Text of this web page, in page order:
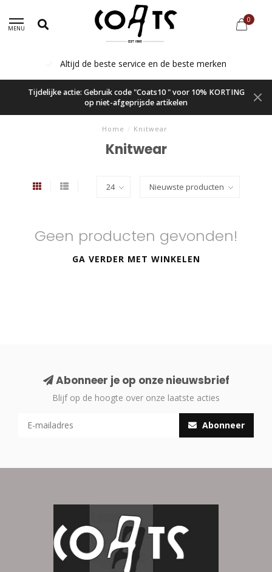
MENU
0
Altijd de beste service en de beste merken
Tijdelijke actie: Gebruik code "Coats10 " voor 10% KORTING
op niet-afgeprijsde artikelen
Home / Knitwear
Knitwear
Geen producten gevonden!
GA VERDER MET WINKELEN
Abonneer je op onze nieuwsbrief
Blijf op de hoogte over onze laatste acties
Abonneer